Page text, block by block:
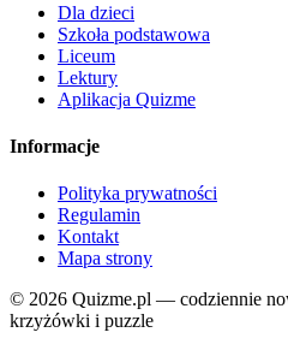
Dla dzieci
Szkoła podstawowa
Liceum
Lektury
Aplikacja Quizme
Informacje
Polityka prywatności
Regulamin
Kontakt
Mapa strony
© 2026 Quizme.pl — codziennie
krzyżówki i puzzle